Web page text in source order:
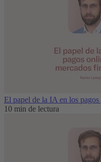
El papel de la IA en los pagos
10 min de lectura